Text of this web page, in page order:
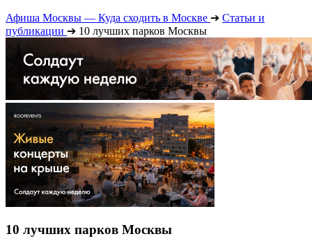
Афиша Москвы — Куда сходить в Москве ➔ Статьи и
публикации ➔ 10 лучших парков Москвы
10 лучших парков Москвы